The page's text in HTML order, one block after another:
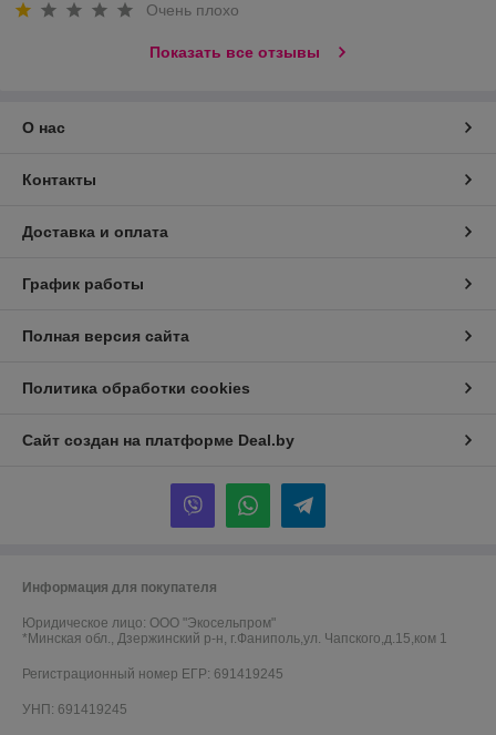
Очень плохо
Показать все отзывы
О нас
Контакты
Доставка и оплата
График работы
Полная версия сайта
Политика обработки cookies
Сайт создан на платформе Deal.by
Информация для покупателя
Юридическое лицо: ООО "Экосельпром"
*Минская обл., Дзержинский р-н, г.Фаниполь,ул. Чапского,д.15,ком 1
Регистрационный номер ЕГР: 691419245
УНП: 691419245